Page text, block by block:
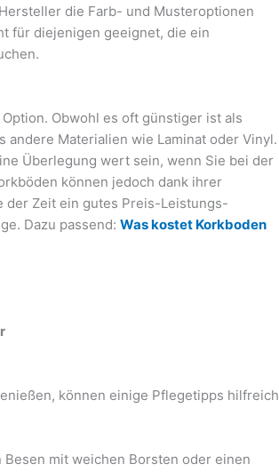
die Farb- und Musteroptionen
für diejenigen geeignet, die ein
Obwohl es oft günstiger ist als
Materialien wie Laminat oder Vinyl.
Überlegung wert sein, wenn Sie bei der
können jedoch dank ihrer
der Zeit ein gutes Preis-Leistungs-
Dazu passend:Was kostet Korkboden
können einige Pflegetipps hilfreich
mit weichen Borsten oder einen